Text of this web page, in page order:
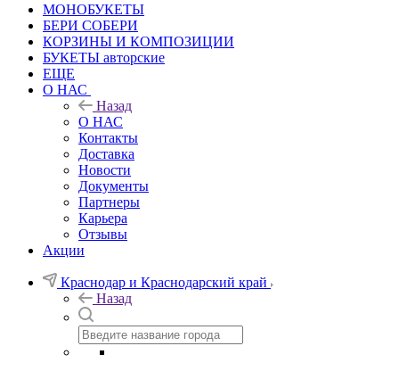
МОНОБУКЕТЫ
БЕРИ СОБЕРИ
КОРЗИНЫ И КОМПОЗИЦИИ
БУКЕТЫ авторские
ЕЩЕ
О НАС
Назад
О НАС
Контакты
Доставка
Новости
Документы
Партнеры
Карьера
Отзывы
Акции
Краснодар и Краснодарский край
Назад